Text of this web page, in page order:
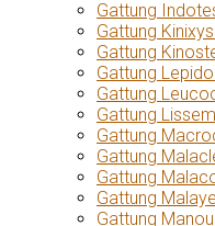
Gattung
Gattung
Gattung
Gattung
Gattung
Gattung
Gattung
Gattung
Gattung
Gattung
Gattung